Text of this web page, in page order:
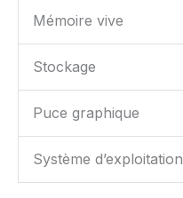
Mémoire vive
Stockage
Puce graphique
Système d’exploitation